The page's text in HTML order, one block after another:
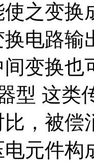
之变换
电路输
变换也
型 这
，被
元件构